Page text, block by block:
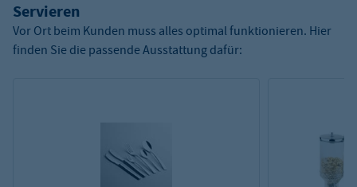
Servieren
Vor Ort beim Kunden muss alles optimal funktionieren. Hier
finden Sie die passende Ausstattung dafür: